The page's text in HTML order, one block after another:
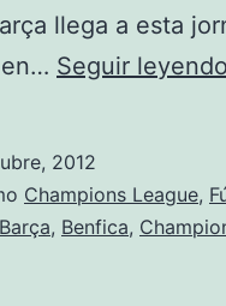
llega a esta
Seguir leyendo
2012
Champions League,
Barça, Benfica,